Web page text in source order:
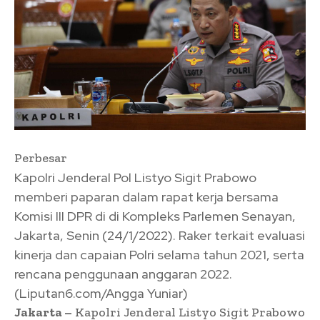
Perbesar
Kapolri Jenderal Pol Listyo Sigit Prabowo
memberi paparan dalam rapat kerja bersama
Komisi III DPR di di Kompleks Parlemen Senayan,
Jakarta, Senin (24/1/2022). Raker terkait evaluasi
kinerja dan capaian Polri selama tahun 2021, serta
rencana penggunaan anggaran 2022.
(Liputan6.com/Angga Yuniar)
Jakarta – Kapolri Jenderal Listyo Sigit Prabowo